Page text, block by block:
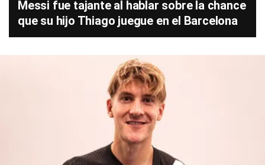
Messi fue tajante al hablar sobre la chance
que su hijo Thiago juegue en el Barcelona